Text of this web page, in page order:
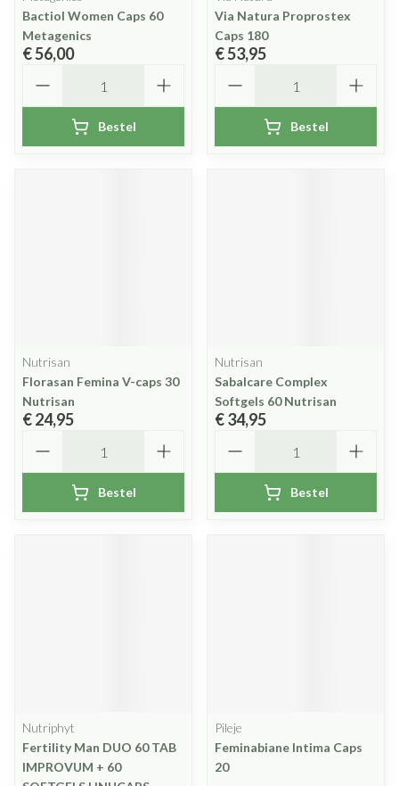
Bactiol Women Caps 60
Metagenics
€ 56,00
Bestel
Via Natura Proprostex
Caps 180
€ 53,95
Bestel
Nutrisan
Florasan Femina V-caps 30
Nutrisan
€ 24,95
Bestel
Nutrisan
Sabalcare Complex
Softgels 60 Nutrisan
€ 34,95
Bestel
Nutriphyt
Fertility Man DUO 60 TAB
IMPROVUM + 60
Pileje
Feminabiane Intima Caps
20